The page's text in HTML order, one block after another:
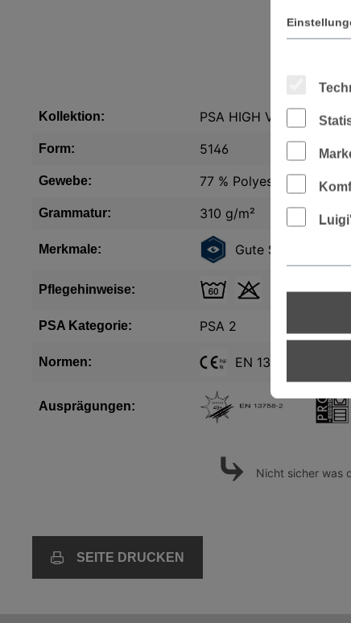
Kollektion: PSA HIGH VIS SHIRTS
Form: 5146
Gewebe: 77 % Polyester, 23 %
Grammatur: 310 g/m²
Merkmale: Gute Sichtbarkeit
Pflegehinweise:
PSA Kategorie: PSA 2
Normen: EN 13758-2 UV-
Ausprägungen:
⤷ Nicht sicher was
SEITE DRUCKEN